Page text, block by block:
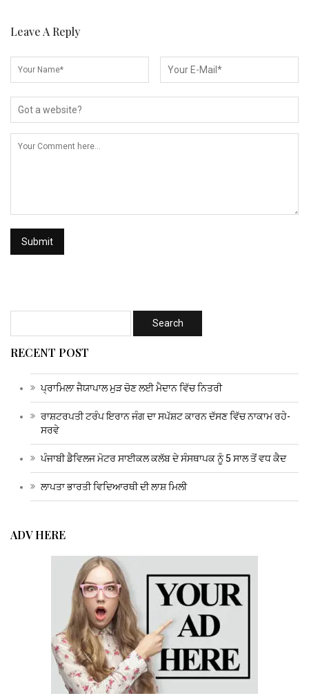
Leave A Reply
RECENT POST
ਪ੍ਰਾਮਿਲਾ ਜੈਯਾਪਾਲ ਮੁੜ ਚੋਣ ਲਈ ਮੈਦਾਨ ਵਿੱਚ ਨਿਤਰੀ
ਰਾਸ਼ਟਰਪਤੀ ਟਰੰਪ ਇਰਾਨ ਜੰਗ ਦਾ ਸਪੱਸ਼ਟ ਕਾਰਨ ਦੱਸਣ ਵਿੱਚ ਨਾਕਾਮ ਰਹੇ-
ਸਰਵੇ
ਪੰਜਾਬੀ ਡੈਵਿਲਜ ਮੋਟਰ ਸਾਈਕਲ ਕਲੱਬ ਦੇ ਸੰਸਥਾਪਕ ਨੂੰ 5 ਸਾਲ ਤੋਂ ਵਧ ਕੈਦ
ਲਾਪਤਾ ਭਾਰਤੀ ਵਿਦਿਆਰਥੀ ਦੀ ਲਾਸ਼ ਮਿਲੀ
ADV HERE